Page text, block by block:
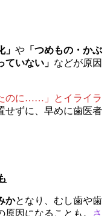
や 「つめもの・かぶ
いない」 などが原因
のに……」とイライラ
せずに、早めに歯医者
かとなり、むし歯や歯
因になることも。
さ